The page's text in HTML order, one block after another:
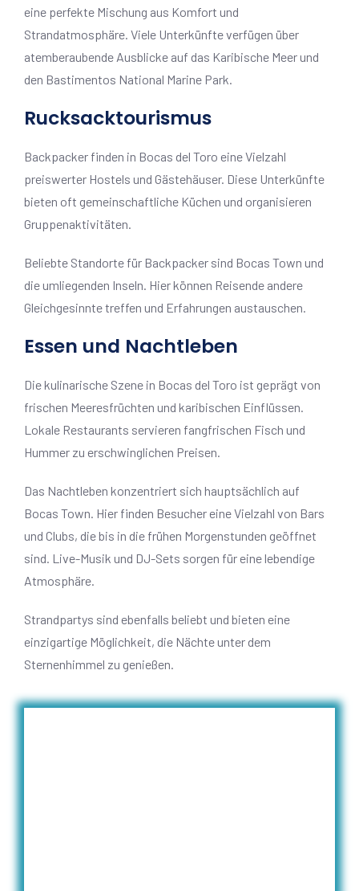
eine perfekte Mischung aus Komfort und
Strandatmosphäre. Viele Unterkünfte verfügen über
atemberaubende Ausblicke auf das Karibische Meer und
den Bastimentos National Marine Park.
Rucksacktourismus
Backpacker finden in Bocas del Toro eine Vielzahl
preiswerter Hostels und Gästehäuser. Diese Unterkünfte
bieten oft gemeinschaftliche Küchen und organisieren
Gruppenaktivitäten.
Beliebte Standorte für Backpacker sind Bocas Town und
die umliegenden Inseln. Hier können Reisende andere
Gleichgesinnte treffen und Erfahrungen austauschen.
Essen und Nachtleben
Die kulinarische Szene in Bocas del Toro ist geprägt von
frischen Meeresfrüchten und karibischen Einflüssen.
Lokale Restaurants servieren fangfrischen Fisch und
Hummer zu erschwinglichen Preisen.
Das Nachtleben konzentriert sich hauptsächlich auf
Bocas Town. Hier finden Besucher eine Vielzahl von Bars
und Clubs, die bis in die frühen Morgenstunden geöffnet
sind. Live-Musik und DJ-Sets sorgen für eine lebendige
Atmosphäre.
Strandpartys sind ebenfalls beliebt und bieten eine
einzigartige Möglichkeit, die Nächte unter dem
Sternenhimmel zu genießen.